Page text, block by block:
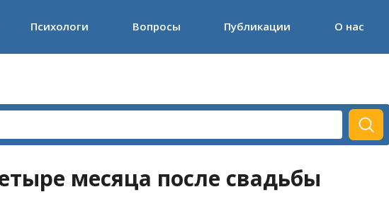
Психологи Вопросы Публикации О нас
месяца после свадьбы